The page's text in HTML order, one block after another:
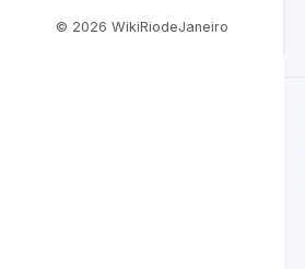
© 2026 WikiRiodeJaneiro